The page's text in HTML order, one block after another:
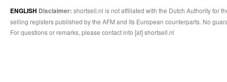
ENGLISH Disclaimer: shortsell.nl is not affiliated with the Dutch Authority for
selling registers published by the AFM and its European counterparts. No
For questions or remarks, please contact info [at] shortsell.nl